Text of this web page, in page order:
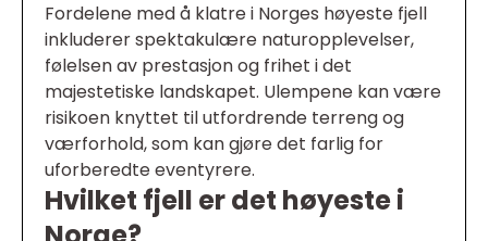
Fordelene med å klatre i Norges høyeste fjell
inkluderer spektakulære naturopplevelser,
følelsen av prestasjon og frihet i det
majestetiske landskapet. Ulempene kan være
risikoen knyttet til utfordrende terreng og
værforhold, som kan gjøre det farlig for
uforberedte eventyrere.
Hvilket fjell er det høyeste i